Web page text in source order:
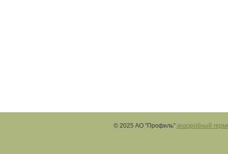
© 2025 АО "Профиль" анаэробный